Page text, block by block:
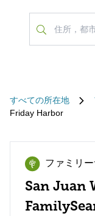
すべての所在地
Friday Harbor
ファミリ
San Juan